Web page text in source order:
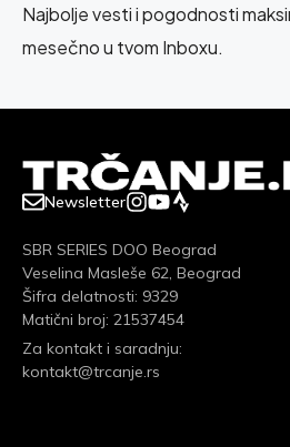
Najbolje vesti i pogodnosti
mesečno u tvom Inboxu.
Newsletter
SBR SERIES DOO Beograd
Veselina Masleše 62, Beograd
Šifra delatnosti: 9329
Matični broj: 21537454
Za kontakt i saradnju:
kontakt@trcanje.rs